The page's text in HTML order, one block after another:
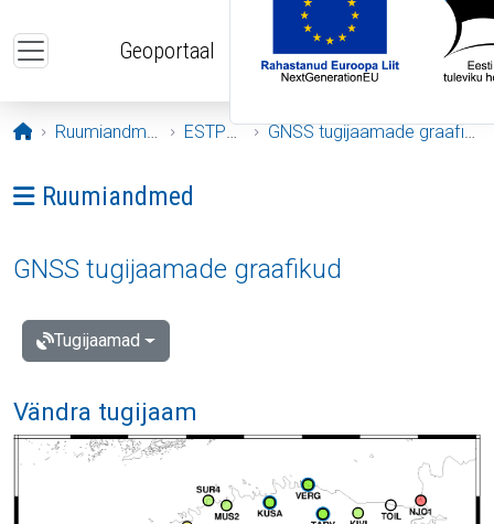
Geoportaal
Avaleht
Ruumiandmed ESTPOS GNSS tugijaamade graafikud
Ava menüü: Ruumiandmed
Ruumiandmed
GNSS tugijaamade graafikud
Tugijaamad
Vändra tugijaam